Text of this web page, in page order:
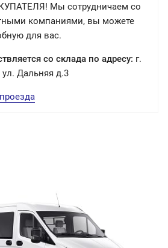
Мы сотрудничаем со
компаниями, вы можете
для вас.
со склада по адресу: г.
Дальняя д.3